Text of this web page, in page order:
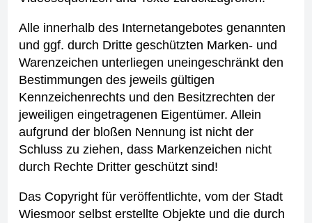
Alle innerhalb des Internetangebotes genannten
und ggf. durch Dritte geschützten Marken- und
Warenzeichen unterliegen uneingeschränkt den
Bestimmungen des jeweils gültigen
Kennzeichenrechts und den Besitzrechten der
jeweiligen eingetragenen Eigentümer. Allein
aufgrund der bloßen Nennung ist nicht der
Schluss zu ziehen, dass Markenzeichen nicht
durch Rechte Dritter geschützt sind!
Das Copyright für veröffentlichte, vom der Stadt
Wiesmoor selbst erstellte Objekte und die durch